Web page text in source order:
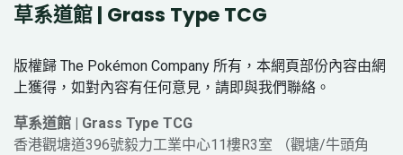
草系道館 | Grass Type TCG
版權歸 The Pokémon Company 所有，本網頁部份內容由網
上獲得，如對內容有任何意見，請即與我們聯絡。
草系道館 | Grass Type TCG
香港觀塘道396號毅力工業中心11樓R3室 （觀塘/牛頭角